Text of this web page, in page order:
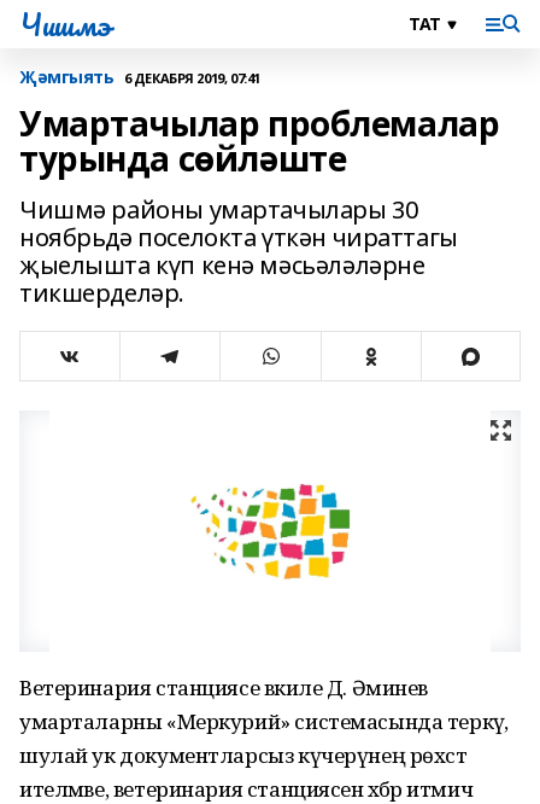
Чишмэ
Җәмгыять 6 ДЕКАБРЯ 2019, 07:41
Умартачылар проблемалар
турында сөйләште
Чишмә районы умартачылары 30
ноябрьдә поселокта үткән чираттагы
җыелышта күп кенә мәсьәләләрне
тикшерделәр.
Ветеринария станциясе вәкиле Д. Әминев
умарталарны «Меркурий» системасында теркәү,
шулай ук документларсыз күчерүнең рөхсәт
ителмәве, ветеринария станциясенә хәбәр итмичә